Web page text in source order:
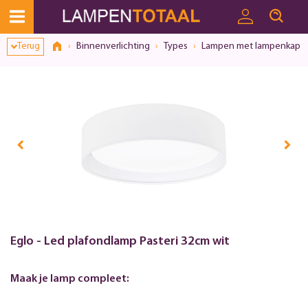
Terug Binnenverlichting Types Lampen met lampenkap
Eglo - Led plafondlamp Pasteri 32cm wit
Maak je lamp compleet: